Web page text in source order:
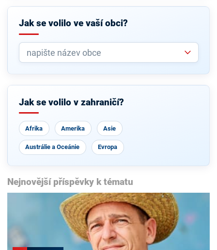
Jak se volilo ve vaší obci?
Jak se volilo v zahraničí?
Afrika Amerika Asie
Austrálie a Oceánie Evropa
Nejnovější příspěvky k tématu